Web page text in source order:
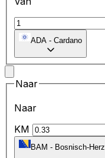
ADA - Cardano
Naar
Naar
KM
BAM - Bosnisch-